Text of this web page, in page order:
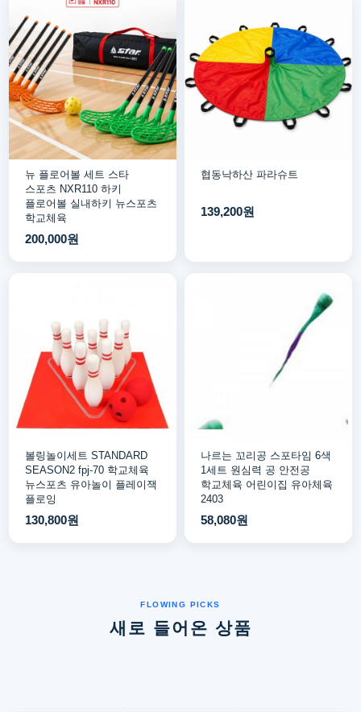
뉴 플로어볼 세트 스타
스포츠 NXR110 하키
플로어볼 실내하키 뉴스포츠
학교체육
200,000원
협동낙하산 파라슈트
139,200원
볼링놀이세트 STANDARD
SEASON2 fpj-70 학교체육
뉴스포츠 유아놀이 플레이잭
플로잉
130,800원
나르는 꼬리공 스포타임 6색
1세트 원심력 공 안전공
학교체육 어린이집 유아체육
2403
58,080원
새로 들어온 상품